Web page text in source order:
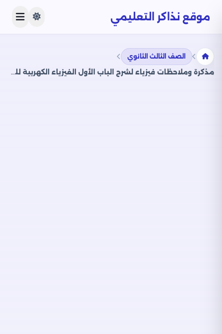
موقع نذاكر التعليمي
الصف الثالث الثانوي
مذكرة وملاحظات فيزياء لشرح الباب الأول الفيزياء الكهربية للصف الثالث الثانوي